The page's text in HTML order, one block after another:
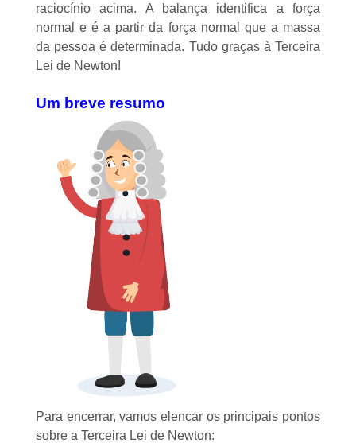
raciocínio acima. A balança identifica a força
normal e é a partir da força normal que a massa
da pessoa é determinada. Tudo graças à Terceira
Lei de Newton!
Um breve resumo
Para encerrar, vamos elencar os principais pontos
sobre a Terceira Lei de Newton: